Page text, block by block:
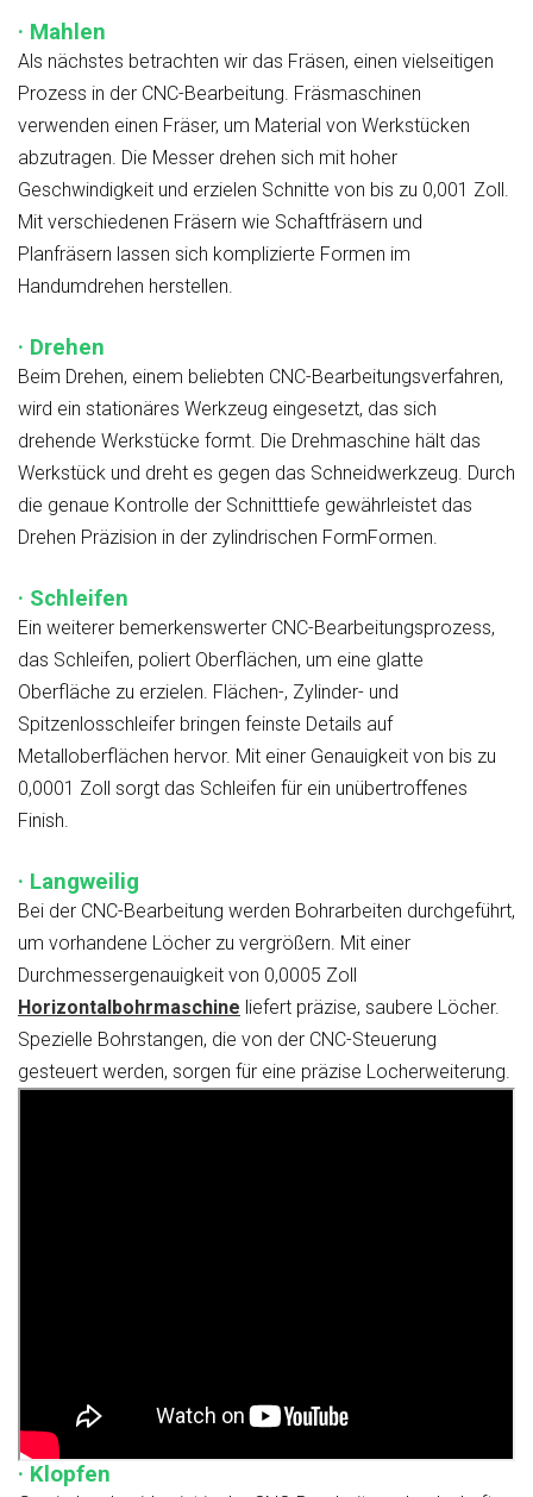
· Mahlen
Als nächstes betrachten wir das Fräsen, einen vielseitigen
Prozess in der CNC-Bearbeitung. Fräsmaschinen
verwenden einen Fräser, um Material von Werkstücken
abzutragen. Die Messer drehen sich mit hoher
Geschwindigkeit und erzielen Schnitte von bis zu 0,001 Zoll.
Mit verschiedenen Fräsern wie Schaftfräsern und
Planfräsern lassen sich komplizierte Formen im
Handumdrehen herstellen.
· Drehen
Beim Drehen, einem beliebten CNC-Bearbeitungsverfahren,
wird ein stationäres Werkzeug eingesetzt, das sich
drehende Werkstücke formt. Die Drehmaschine hält das
Werkstück und dreht es gegen das Schneidwerkzeug. Durch
die genaue Kontrolle der Schnitttiefe gewährleistet das
Drehen Präzision in der zylindrischen FormFormen.
· Schleifen
Ein weiterer bemerkenswerter CNC-Bearbeitungsprozess,
das Schleifen, poliert Oberflächen, um eine glatte
Oberfläche zu erzielen. Flächen-, Zylinder- und
Spitzenlosschleifer bringen feinste Details auf
Metalloberflächen hervor. Mit einer Genauigkeit von bis zu
0,0001 Zoll sorgt das Schleifen für ein unübertroffenes
Finish.
· Langweilig
Bei der CNC-Bearbeitung werden Bohrarbeiten durchgeführt,
um vorhandene Löcher zu vergrößern. Mit einer
Durchmessergenauigkeit von 0,0005 Zoll
Horizontalbohrmaschine liefert präzise, saubere Löcher.
Spezielle Bohrstangen, die von der CNC-Steuerung
gesteuert werden, sorgen für eine präzise Locherweiterung.
· Klopfen